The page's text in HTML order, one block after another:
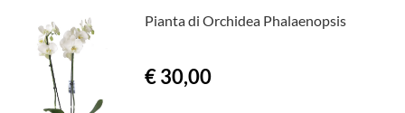
Pianta di Orchidea Phalaenopsis
€ 30,00